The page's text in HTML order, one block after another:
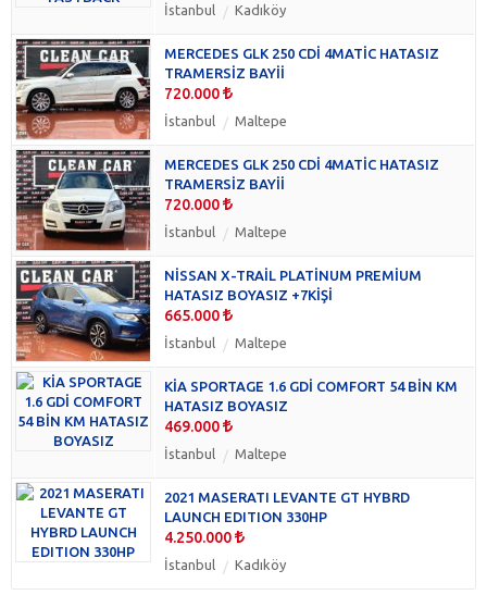
İstanbul Kadıköy
MERCEDES GLK 250 CDİ 4MATİC HATASIZ
TRAMERSİZ BAYİİ
720.000
İstanbul Maltepe
MERCEDES GLK 250 CDİ 4MATİC HATASIZ
TRAMERSİZ BAYİİ
720.000
İstanbul Maltepe
NİSSAN X-TRAİL PLATİNUM PREMİUM
HATASIZ BOYASIZ +7KİŞİ
665.000
İstanbul Maltepe
KİA SPORTAGE 1.6 GDİ COMFORT 54 BİN KM
HATASIZ BOYASIZ
469.000
İstanbul Maltepe
2021 MASERATI LEVANTE GT HYBRD
LAUNCH EDITION 330HP
4.250.000
İstanbul Kadıköy